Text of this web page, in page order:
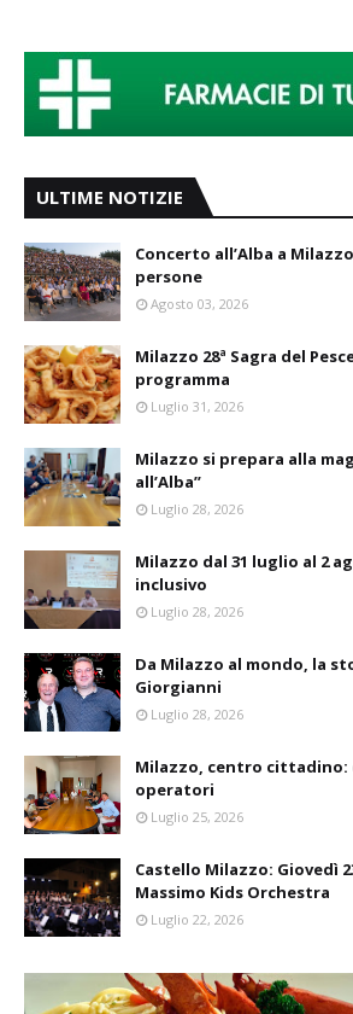
ULTIME NOTIZIE
Concerto all’Alba a
persone
Agosto 03, 2026
Milazzo 28ª Sagra del
programma
Luglio 31, 2026
Milazzo si prepara alla
all’Alba”
Luglio 28, 2026
Milazzo dal 31 luglio al 2
inclusivo
Luglio 28, 2026
Da Milazzo al mondo, la
Giorgianni
Luglio 28, 2026
Milazzo, centro
operatori
Luglio 25, 2026
Castello Milazzo: Giovedì
Massimo Kids Orchestra
Luglio 22, 2026